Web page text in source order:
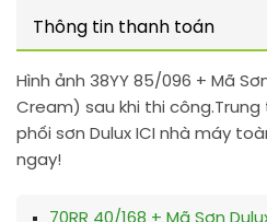
Thông tin thanh toán
Hình ảnh 38YY 85/096 + Mã
Cream) sau khi thi
phối sơn Dulux ICI nhà máy
ngay!